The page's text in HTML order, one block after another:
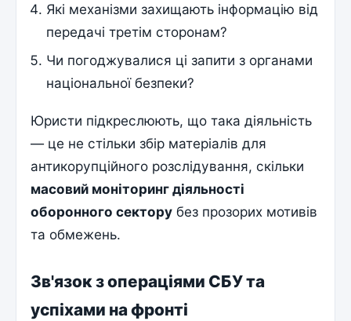
Які механізми захищають інформацію від
передачі третім сторонам?
Чи погоджувалися ці запити з органами
національної безпеки?
Юристи підкреслюють, що така діяльність
— це не стільки збір матеріалів для
антикорупційного розслідування, скільки
масовий моніторинг діяльності
оборонного сектору без прозорих мотивів
та обмежень.
Зв'язок з операціями СБУ та
успіхами на фронті